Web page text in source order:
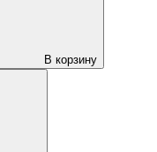
В корзину